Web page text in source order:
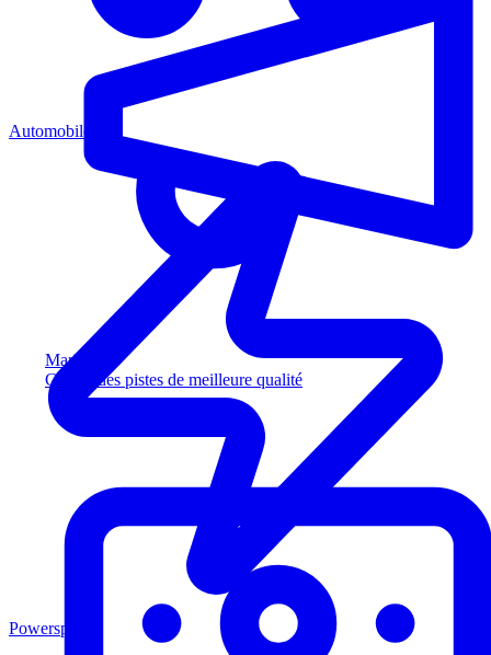
Marketing
Captez des pistes de meilleure qualité
Automobile
Powersports